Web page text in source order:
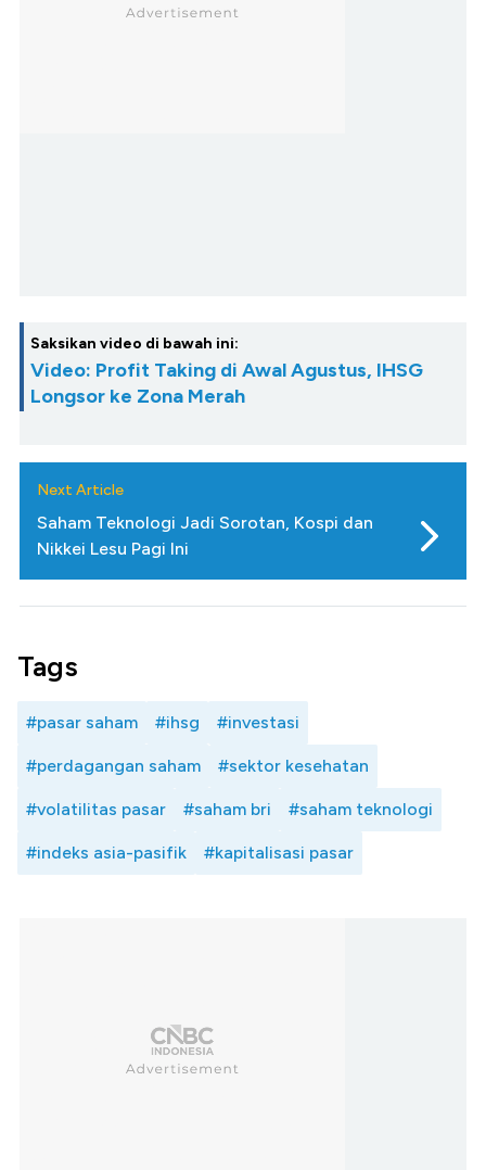
Saksikan video di bawah ini:
Video: Profit Taking di Awal Agustus, IHSG
Longsor ke Zona Merah
Next Article
Saham Teknologi Jadi Sorotan, Kospi dan
Nikkei Lesu Pagi Ini
Tags
#pasar saham #ihsg #investasi
#perdagangan saham #sektor kesehatan
#volatilitas pasar #saham bri #saham teknologi
#indeks asia-pasifik #kapitalisasi pasar